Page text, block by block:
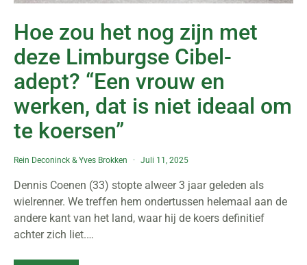
Hoe zou het nog zijn met
deze Limburgse Cibel-
adept? “Een vrouw en
werken, dat is niet ideaal om
te koersen”
Rein Deconinck &Yves Brokken Juli 11, 2025
Dennis Coenen (33) stopte alweer 3 jaar geleden als
wielrenner. We treffen hem ondertussen helemaal aan de
andere kant van het land, waar hij de koers definitief
achter zich liet.…